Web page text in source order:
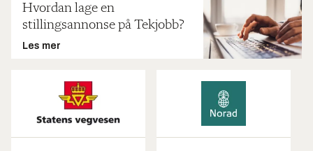
Hvordan lage en
stillingsannonse på Tekjobb?
Les mer